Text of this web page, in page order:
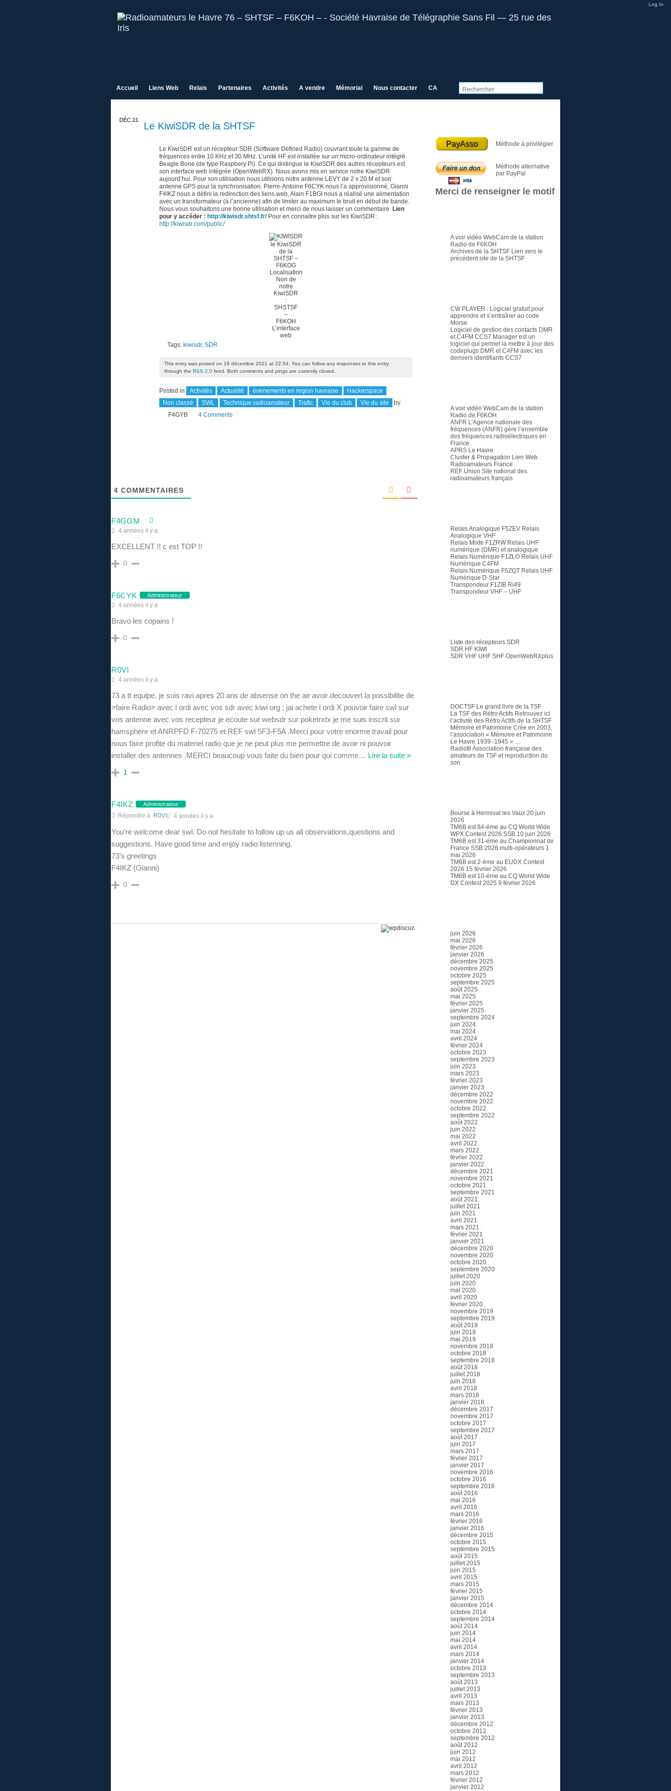
DÉC 21
Le KiwiSDR de la SHTSF
Le KiwiSDR est un récepteur SDR (Software Defined Radio) couvrant toute la gamme de
fréquences entre 10 KHz et 30 MHz. L’unité HF est installée sur un micro-ordinateur intégré
Beagle Bone (de type Raspbery Pi). Ce qui distingue le KiwiSDR des autres récepteurs est
son interface web intégrée (OpenWebRX). Nous avons mis en service notre KiwiSDR
aujourd’hui. Pour son utilisation nous utilisons notre antenne LEVY de 2 x 20 M et son
antenne GPS pour la synchronisation. Pierre-Antoine F6CYK nous l’a approvisionné, Gianni
F4IKZ nous a défini la redirection des liens web, Alain F1BGI nous a réalisé une alimentation
avec un transformateur (à l’ancienne) afin de limiter au maximum le bruit en début de bande.
Nous vous souhaitons une bonne utilisation et merci de nous laisser un commentaire. Lien
pour y accéder : http://kiwisdr.shtsf.fr/Pour en connaitre plus sur les KiwiSDR :
http://kiwisdr.com/public/
le KiwiSDR
de la
SHTSF –
F6KOG
Localisation
Non de
notre
KiwiSDR
:
SHSTSF
–
F6KOH
L’interface
web
Tags: kiwisdr, SDR
This entry was posted on 16 décembre 2021 at 22:54. You can follow any responses to this entry
through the RSS 2.0 feed. Both comments and pings are currently closed.
Posted in Activités Actualité évenements en region havraise
Hackerspace
Non classé
SWL Technique radioamateur Trafic Vie du club Vie du site
by
F4GYB
4 Comments
4 COMMENTAIRES
F4GGM
4 années il y a
EXCELLENT !! c est TOP !!
0
F6CYK Administrateur
4 années il y a
Bravo les copains !
0
R0VI
4 années il y a
73 a tt equipe. je suis ravi apres 20 ans de absense on the air avoir decouvert la possibilite de
>faire Radio> avec l ordi avec vos sdr avec kiwi org ; jai achete l ordi X pouvoir faire swl sur
vos antenne avec vos recepteur je ecoute sur websdr sur poketrxtx je me suis inscrit sur
hamsphere et ANRPFD F-70275 et REF swl 5F3-F5A .Merci pour votre enorme travail pour
nous faire profite du materiel radio que je ne peut plus me permettre de avoir ni pouvoir
installer des antennes .MERCI beaucoup vous faite du bien pour qui comme… Lire la suite »
1
F4IKZ Administrateur
Répondre à R0VI 4 années il y a
You’re welcome dear swl. Do not hesitate to follow up us all observations,questions and
suggestions. Have good time and enjoy radio listenning.
73’s greetings
F4IKZ (Gianni)
0
PayAsso Méthode à privilégier
Méthode alternative
par PayPal
Merci de renseigner le motif
A voir vidéo WebCam de la station
Radio de F6KOH
Archives de la SHTSF Lien vers le
précédent site de la SHTSF
CW PLAYER : Logiciel gratuit pour
apprendre et s’entraîner au code
Morse
Logiciel de gestion des contacts DMR
et C4FM CCS7 Manager est un
logiciel qui permet la mettre à jour des
codeplugs DMR et C4FM avec les
derniers identifiants CCS7
A voir vidéo WebCam de la station
Radio de F6KOH
ANFR L’Agence nationale des
fréquences (ANFR) gère l’ensemble
des fréquences radioélectriques en
France.
APRS Le Havre
Cluster & Propagation Lien Web
Radioamateurs France
REF Union Site national des
radioamateurs français
Relais Analogique F5ZEV Relais
Analogique VHF
Relais Mixte F1ZRWRelais UHF
numérique (DMR) et analogique
Relais Numérique F1ZLO Relais UHF
Numérique C4FM
Relais Numérique F5ZQT Relais UHF
Numérique D-Star
Transpondeur F1ZIB Ri49
Transpondeur VHF – UHF
Liste des récepteurs SDR
SDR HF KIWI
SDR VHF UHF SHF OpenWebRXplus
DOCTSF Le grand livre de la TSF
La TSF des Rétro Actifs Retrouvez ici
l’activité des Rétro Actifs de la SHTSF
Mémoire et Patrimoine Crée en 2003,
l’association « Mémoire et Patrimoine
Le Havre 1939 -1945 » …
Radiofil Association française des
amateurs de TSF et reproduction du
son
Bourse à Hermival les Vaux 20 juin
2026
TM6B est 84-éme au CQ World Wide
WPX Contest 2026 SSB 10 juin 2026
TM6B est 31-éme au Championnat de
France SSB 2026 multi-opérateurs 1
mai 2026
TM6B est 2-éme au EUDX Contest
2026 15 février 2026
TM6B est 10-éme au CQ World Wide
DX Contest 2025 9 février 2026
juin 2026
mai 2026
février 2026
janvier 2026
décembre 2025
novembre 2025
octobre 2025
septembre 2025
août 2025
mai 2025
février 2025
janvier 2025
septembre 2024
juin 2024
mai 2024
avril 2024
février 2024
octobre 2023
septembre 2023
juin 2023
mars 2023
février 2023
janvier 2023
décembre 2022
novembre 2022
octobre 2022
septembre 2022
août 2022
juin 2022
mai 2022
avril 2022
mars 2022
février 2022
janvier 2022
décembre 2021
novembre 2021
octobre 2021
septembre 2021
août 2021
juillet 2021
juin 2021
avril 2021
mars 2021
février 2021
janvier 2021
décembre 2020
novembre 2020
octobre 2020
septembre 2020
juillet 2020
juin 2020
mai 2020
avril 2020
février 2020
novembre 2019
septembre 2019
août 2019
juin 2019
mai 2019
novembre 2018
octobre 2018
septembre 2018
août 2018
juillet 2018
juin 2018
avril 2018
mars 2018
janvier 2018
décembre 2017
novembre 2017
octobre 2017
septembre 2017
août 2017
juin 2017
mars 2017
février 2017
janvier 2017
novembre 2016
octobre 2016
septembre 2016
août 2016
mai 2016
avril 2016
mars 2016
février 2016
janvier 2016
décembre 2015
octobre 2015
septembre 2015
août 2015
juillet 2015
juin 2015
avril 2015
mars 2015
février 2015
janvier 2015
décembre 2014
octobre 2014
septembre 2014
août 2014
juin 2014
mai 2014
avril 2014
mars 2014
janvier 2014
octobre 2013
septembre 2013
août 2013
juillet 2013
avril 2013
mars 2013
février 2013
janvier 2013
décembre 2012
octobre 2012
septembre 2012
août 2012
juin 2012
mai 2012
avril 2012
mars 2012
février 2012
janvier 2012
Accueil Liens Web Relais Partenaires Activités A vendre Mémorial Nous contacter CA
Log In